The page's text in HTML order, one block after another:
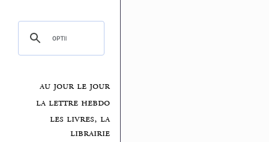
au jour le jour
la lettre hebdo
les livres, la
librairie